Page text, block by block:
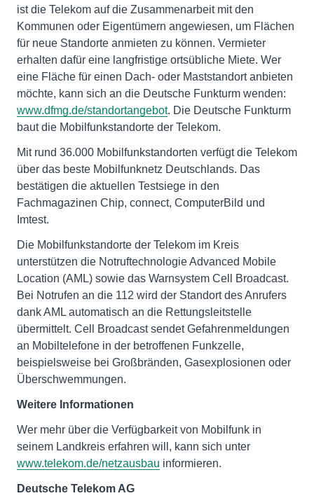
ist die Telekom auf die Zusammenarbeit mit den
Kommunen oder Eigentümern angewiesen, um Flächen
für neue Standorte anmieten zu können. Vermieter
erhalten dafür eine langfristige ortsübliche Miete. Wer
eine Fläche für einen Dach- oder Maststandort anbieten
möchte, kann sich an die Deutsche Funkturm wenden:
www.dfmg.de/standortangebot. Die Deutsche Funkturm
baut die Mobilfunkstandorte der Telekom.
Mit rund 36.000 Mobilfunkstandorten verfügt die Telekom
über das beste Mobilfunknetz Deutschlands. Das
bestätigen die aktuellen Testsiege in den
Fachmagazinen Chip, connect, ComputerBild und
Imtest.
Die Mobilfunkstandorte der Telekom im Kreis
unterstützen die Notruftechnologie Advanced Mobile
Location (AML) sowie das Warnsystem Cell Broadcast.
Bei Notrufen an die 112 wird der Standort des Anrufers
dank AML automatisch an die Rettungsleitstelle
übermittelt. Cell Broadcast sendet Gefahrenmeldungen
an Mobiltelefone in der betroffenen Funkzelle,
beispielsweise bei Großbränden, Gasexplosionen oder
Überschwemmungen.
Weitere Informationen
Wer mehr über die Verfügbarkeit von Mobilfunk in
seinem Landkreis erfahren will, kann sich unter
www.telekom.de/netzausbau informieren.
Deutsche Telekom AG